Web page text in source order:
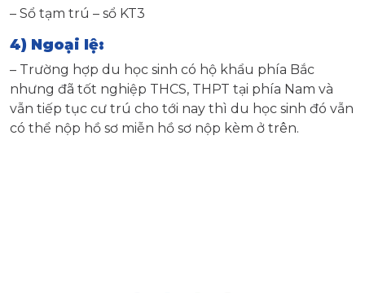
– Sổ tạm trú – sổ KT3
4) Ngoại lệ:
– Trường hợp du học sinh có hộ khẩu phía Bắc
nhưng đã tốt nghiệp THCS, THPT tại phía Nam và
vẫn tiếp tục cư trú cho tới nay thì du học sinh đó vẫn
có thể nộp hồ sơ miễn hồ sơ nộp kèm ở trên.